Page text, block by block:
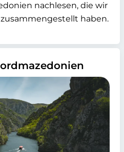
nachlesen, die wir
haben.